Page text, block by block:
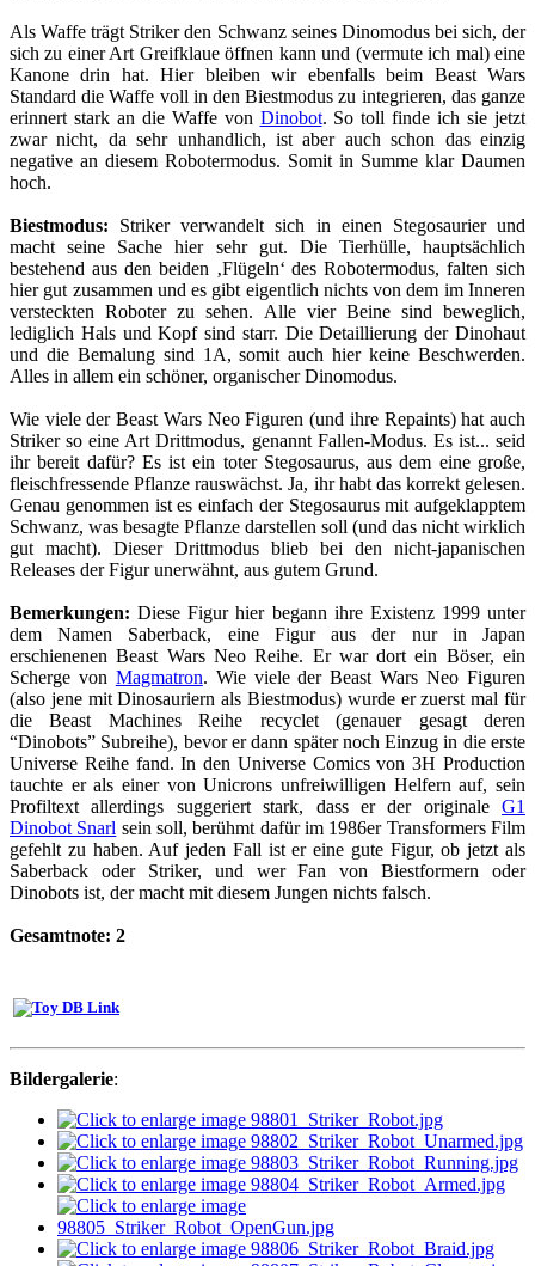
Als Waffe trägt Striker den Schwanz seines Dinomodus bei sich, der
sich zu einer Art Greifklaue öffnen kann und (vermute ich mal) eine
Kanone drin hat. Hier bleiben wir ebenfalls beim Beast Wars
Standard die Waffe voll in den Biestmodus zu integrieren, das ganze
erinnert stark an die Waffe von Dinobot. So toll finde ich sie jetzt
zwar nicht, da sehr unhandlich, ist aber auch schon das einzig
negative an diesem Robotermodus. Somit in Summe klar Daumen
hoch.
Biestmodus: Striker verwandelt sich in einen Stegosaurier und
macht seine Sache hier sehr gut. Die Tierhülle, hauptsächlich
bestehend aus den beiden ‚Flügeln‘ des Robotermodus, falten sich
hier gut zusammen und es gibt eigentlich nichts von dem im Inneren
versteckten Roboter zu sehen. Alle vier Beine sind beweglich,
lediglich Hals und Kopf sind starr. Die Detaillierung der Dinohaut
und die Bemalung sind 1A, somit auch hier keine Beschwerden.
Alles in allem ein schöner, organischer Dinomodus.
Wie viele der Beast Wars Neo Figuren (und ihre Repaints) hat auch
Striker so eine Art Drittmodus, genannt Fallen-Modus. Es ist... seid
ihr bereit dafür? Es ist ein toter Stegosaurus, aus dem eine große,
fleischfressende Pflanze rauswächst. Ja, ihr habt das korrekt gelesen.
Genau genommen ist es einfach der Stegosaurus mit aufgeklapptem
Schwanz, was besagte Pflanze darstellen soll (und das nicht wirklich
gut macht). Dieser Drittmodus blieb bei den nicht-japanischen
Releases der Figur unerwähnt, aus gutem Grund.
Bemerkungen: Diese Figur hier begann ihre Existenz 1999 unter
dem Namen Saberback, eine Figur aus der nur in Japan
erschienenen Beast Wars Neo Reihe. Er war dort ein Böser, ein
Scherge von Magmatron. Wie viele der Beast Wars Neo Figuren
(also jene mit Dinosauriern als Biestmodus) wurde er zuerst mal für
die Beast Machines Reihe recyclet (genauer gesagt deren
“Dinobots” Subreihe), bevor er dann später noch Einzug in die erste
Universe Reihe fand. In den Universe Comics von 3H Production
tauchte er als einer von Unicrons unfreiwilligen Helfern auf, sein
Profiltext allerdings suggeriert stark, dass er der originale G1
Dinobot Snarl sein soll, berühmt dafür im 1986er Transformers Film
gefehlt zu haben. Auf jeden Fall ist er eine gute Figur, ob jetzt als
Saberback oder Striker, und wer Fan von Biestformern oder
Dinobots ist, der macht mit diesem Jungen nichts falsch.
Gesamtnote: 2
Bildergalerie: